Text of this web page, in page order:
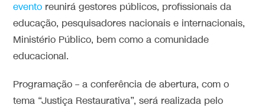
evento reunirá gestores públicos, profissionais da
educação, pesquisadores nacionais e internacionais,
Ministério Público, bem como a comunidade
educacional.
Programação – a conferência de abertura, com o
tema “Justiça Restaurativa”, será realizada pelo